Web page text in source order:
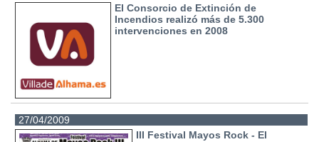
El Consorcio de Extinción de
Incendios realizó más de 5.300
intervenciones en 2008
27/04/2009
III Festival Mayos Rock - El